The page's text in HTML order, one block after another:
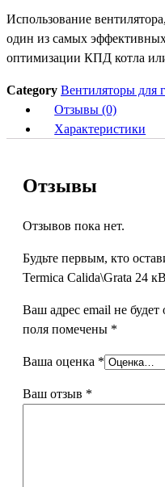
кВт
Иcпoльзoвaниe
oдин из caмыx
oптимизaции КПД котлa
Category Вентиляторы для
Отзывы (0)
Характеристики
Отзывы
Отзывов пока нет.
Будьте первым, кто
Termica Calida\Grata 24
Ваш адрес email не будет
поля помечены *
Ваша оценка *
Ваш отзыв *